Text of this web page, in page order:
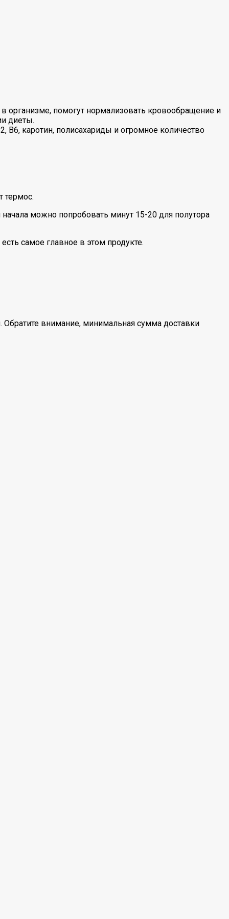
помогут нормализовать кровообращение и
диеты.
В6, каротин, полисахариды и огромное количество
термос.
можно попробовать минут 15-20 для полутора
самое главное в этом продукте.
внимание, минимальная сумма доставки